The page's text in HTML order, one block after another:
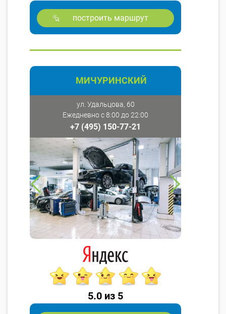
построить маршрут
МИЧУРИНСКИЙ
ул. Удальцова, 60
Ежедневно с 8:00 до 22:00
+7 (495) 150-77-21
5.0 из 5